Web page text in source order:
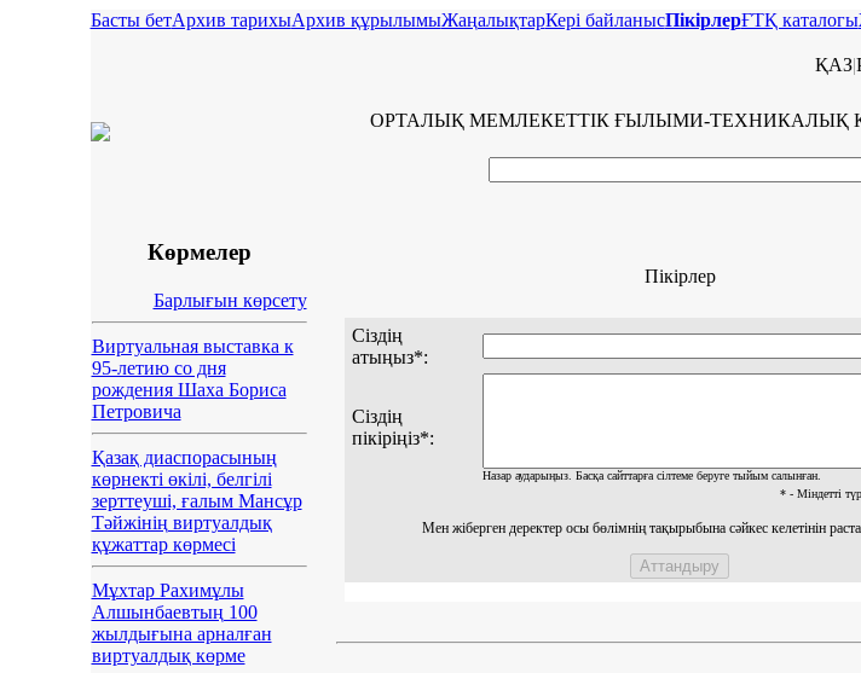
Басты бетАрхив тарихыАрхив құрылымыЖаңалықтарКерi байланысПікірлерҒТҚ каталогы
ҚАЗ|
ОРТАЛЫҚ МЕМЛЕКЕТТІК ҒЫЛЫМИ-ТЕХНИКАЛЫҚ
Көрмелер
Барлығын көрсету
Виртуальная выставка к
95-летию со дня
рождения Шаха Бориса
Петровича
Қазақ диаспорасының
көрнекті өкілі, белгілі
зерттеуші, ғалым Мансұр
Тәйжінің виртуалдық
құжаттар көрмесі
Мұхтар Рахимұлы
Алшынбаевтың 100
жылдығына арналған
виртуалдық көрме
Пікірлер
Cіздің
атыңыз*:
Сіздің
пікіріңіз*:
Назар аударыңыз. Басқа сайттарға сілтеме беруге тыйым салынған.
* - Міндетті
Мен жіберген деректер осы бөлімнің тақырыбына сәйкес келетінін